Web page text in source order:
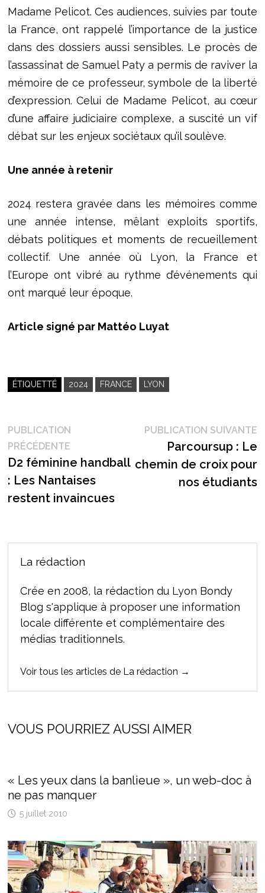
Madame Pelicot. Ces audiences, suivies par toute
la France, ont rappelé l’importance de la justice
dans des dossiers aussi sensibles. Le procès de
l’assassinat de Samuel Paty a permis de raviver la
mémoire de ce professeur, symbole de la liberté
d’expression. Celui de Madame Pelicot, au cœur
d’une affaire judiciaire complexe, a suscité un vif
débat sur les enjeux sociétaux qu’il soulève.
Une année à retenir
2024 restera gravée dans les mémoires comme
une année intense, mêlant exploits sportifs,
débats politiques et moments de recueillement
collectif. Une année où Lyon, la France et
l’Europe ont vibré au rythme d’événements qui
ont marqué leur époque.
Article signé par Mattéo Luyat
ÉTIQUETTÉ 2024 FRANCE LYON
Navigation
de
l’article
PUBLICATION
PRÉCÉDENTEPublication
précédente :
D2 féminine handball
: Les Nantaises
restent invaincues
PUBLICATION SUIVANTE
Parcoursup : Le
chemin de croix pour
nos étudiants
La rédaction
Crée en 2008, la rédaction du Lyon Bondy
Blog s'applique à proposer une information
locale différente et complémentaire des
médias traditionnels.
Voir tous les articles de La rédaction →
VOUS POURRIEZ AUSSI AIMER
« Les yeux dans la banlieue », un web-doc à
ne pas manquer
5 juillet 2010